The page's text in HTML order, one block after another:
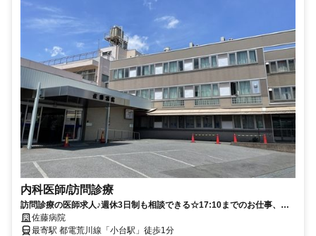
内科医師/訪問診療
訪問診療の医師求人♪週休3日制も相談できる☆17:10までのお仕事、実
働7.5時間★【荒川区・小台駅・訪問診療・内科医師・常勤】※積極採用
中
佐藤病院
最寄駅 都電荒川線「小台駅」徒歩1分